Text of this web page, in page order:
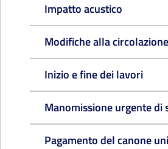
Impatto acustico
Modifiche alla
Inizio e fine dei lavori
Manomissione urgente di
Pagamento del canone